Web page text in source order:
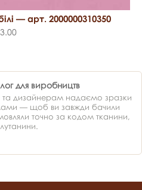
— арт. 2000000310350
3.00
для виробництв
дизайнерам надаємо зразки
— щоб ви завжди бачили
точно за кодом тканини,